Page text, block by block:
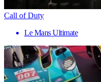
Call of Duty
Le Mans Ultimate